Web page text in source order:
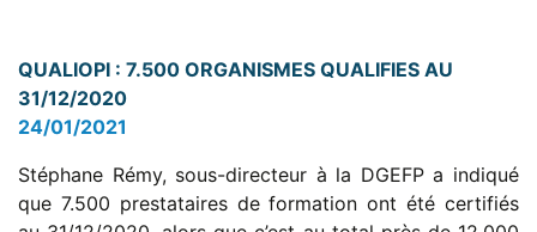
QUALIOPI : 7.500 ORGANISMES QUALIFIES AU
31/12/2020
24/01/2021
Stéphane Rémy, sous-directeur à la DGEFP a indiqué
que 7.500 prestataires de formation ont été certifiés